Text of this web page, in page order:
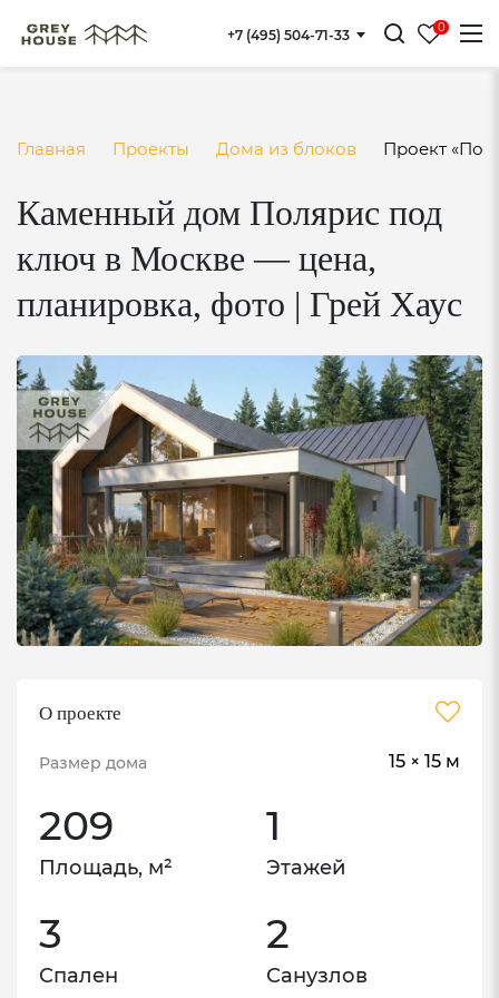
+7 (495) 504-71-33 0
Главная Проекты Дома из блоков Проект
Каменный дом Полярис под
ключ в Москве — цена,
планировка, фото | Грей Хаус
О проекте
Размер дома 15 × 15 м
209
Площадь, м²
1
Этажей
3
Спален
2
Санузлов
Геодезия и анализ грунтов
офисе и онлайнскизное проектирование
Разработка проекта (АР/КР)
ОРГАНИЗАЦИЯ
Размещение бригады строителей внашей
бытовке
Доставка и хранение материалов на объекте
Технический надзор
Фото/видеофиксация хода работ
Рабочий проект АС
В состав рабочего проекта АС (Архитектурно-
Строительные решения) входят:
• Кладочные планы